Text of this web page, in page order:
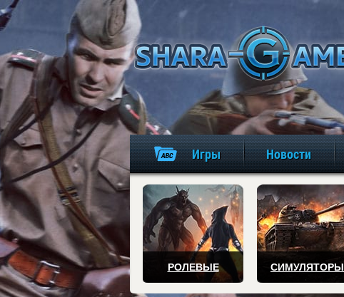
Игры Новости
РОЛЕВЫЕ СИМУЛЯТОРЫ